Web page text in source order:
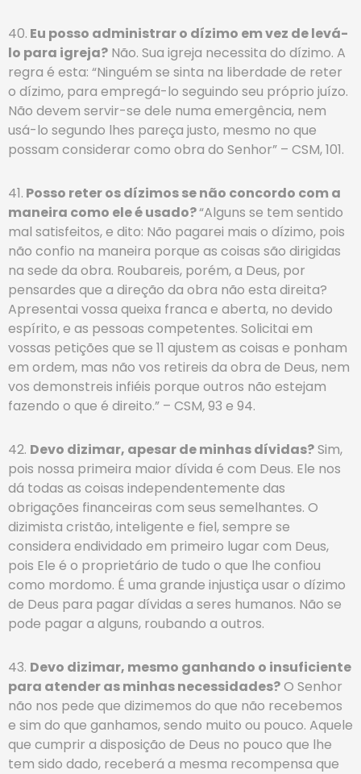
40. Eu posso administrar o dízimo em vez de levá-
lo para igreja? Não. Sua igreja necessita do dízimo. A
regra é esta: “Ninguém se sinta na liberdade de reter
o dízimo, para empregá-lo seguindo seu próprio juízo.
Não devem servir-se dele numa emergência, nem
usá-lo segundo lhes pareça justo, mesmo no que
possam considerar como obra do Senhor” – CSM, 101.
41. Posso reter os dízimos se não concordo com a
maneira como ele é usado?“Alguns se tem sentido
mal satisfeitos, e dito: Não pagarei mais o dízimo, pois
não confio na maneira porque as coisas são dirigidas
na sede da obra. Roubareis, porém, a Deus, por
pensardes que a direção da obra não esta direita?
Apresentai vossa queixa franca e aberta, no devido
espírito, e as pessoas competentes. Solicitai em
vossas petições que se 11 ajustem as coisas e ponham
em ordem, mas não vos retireis da obra de Deus, nem
vos demonstreis infiéis porque outros não estejam
fazendo o que é direito.” – CSM, 93 e 94.
42. Devo dizimar, apesar de minhas dívidas?Sim,
pois nossa primeira maior dívida é com Deus. Ele nos
dá todas as coisas independentemente das
obrigações financeiras com seus semelhantes. O
dizimista cristão, inteligente e fiel, sempre se
considera endividado em primeiro lugar com Deus,
pois Ele é o proprietário de tudo o que lhe confiou
como mordomo. É uma grande injustiça usar o dízimo
de Deus para pagar dívidas a seres humanos. Não se
pode pagar a alguns, roubando a outros.
43. Devo dizimar, mesmo ganhando o insuficiente
para atender as minhas necessidades?O Senhor
não nos pede que dizimemos do que não recebemos
e sim do que ganhamos, sendo muito ou pouco. Aquele
que cumprir a disposição de Deus no pouco que lhe
tem sido dado, receberá a mesma recompensa que